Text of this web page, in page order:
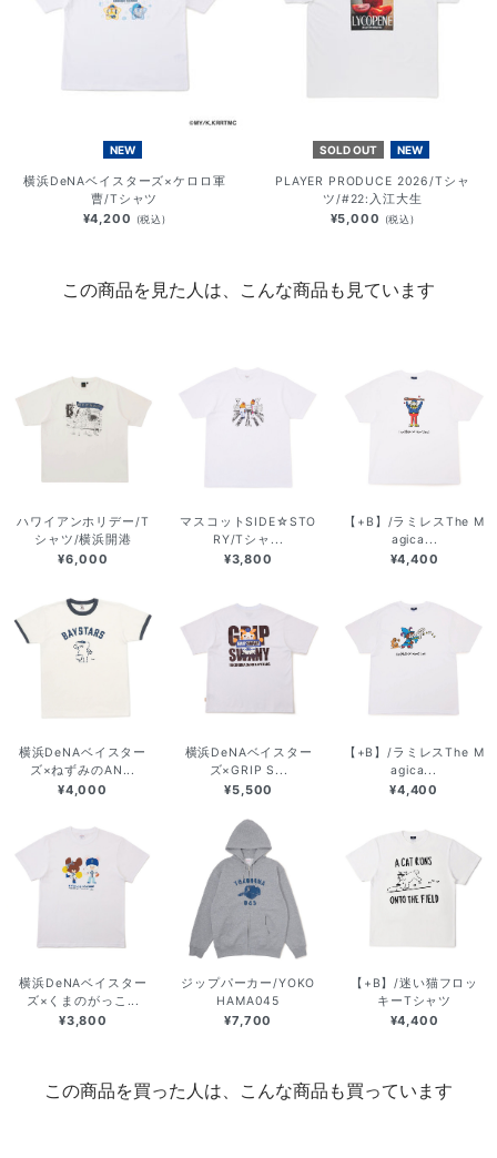
NEW
横浜DeNAベイスターズ×ケロロ軍
曹/Tシャツ
¥4,200 (税込)
SOLD OUT NEW
PLAYER PRODUCE 2026/Tシャ
ツ/#22:入江大生
¥5,000 (税込)
この商品を見た人は、こんな商品も見ています
ハワイアンホリデー/T
シャツ/横浜開港
¥6,000
マスコットSIDE☆STO
RY/Tシャ...
¥3,800
【+B】/ラミレスThe M
agica...
¥4,400
横浜DeNAベイスター
ズ×ねずみのAN...
¥4,000
横浜DeNAベイスター
ズ×GRIP S...
¥5,500
【+B】/ラミレスThe M
agica...
¥4,400
横浜DeNAベイスター
ズ×くまのがっこ...
¥3,800
ジップパーカー/YOKO
HAMA045
¥7,700
【+B】/迷い猫フロッ
キーTシャツ
¥4,400
この商品を買った人は、こんな商品も買っています